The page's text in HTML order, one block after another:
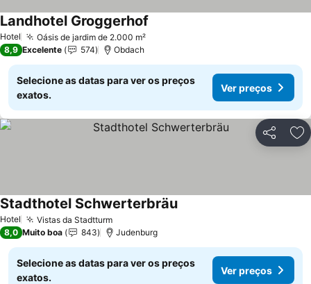
Hotel Oásis de jardim de 2.000 m²
Landhotel Groggerhof
8,9 Excelente 574 Obdach
Selecione as datas para ver os preços
exatos.
Ver preços
Partilhar
Hotel Vistas da Stadtturm
Stadthotel Schwerterbräu
8,0 Muito boa 843 Judenburg
Selecione as datas para ver os preços
exatos.
Ver preços